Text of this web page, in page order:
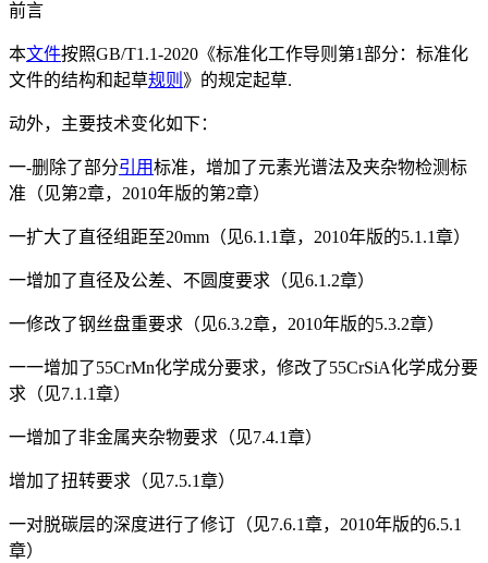
前言
本文件按照GB/T1.1-2020《标准化工作导则第1部分：标准化
文件的结构和起草规则 》的规定起草.
动外，主要技术变化如下：
一-删除了部分引用标准，增加了元素光谱法及夹杂物检测标
准（见第2章，2010年版的第2章）
一扩大了直径组距至20mm（见6.1.1章，2010年版的5.1.1章）
一增加了直径及公差、不圆度要求（见6.1.2章）
一修改了钢丝盘重要求（见6.3.2章，2010年版的5.3.2章）
一一增加了55CrMn化学成分要求，修改了55CrSiA化学成分要
求（见7.1.1章）
一增加了非金属夹杂物要求（见7.4.1章）
增加了扭转要求（见7.5.1章）
一对脱碳层的深度进行了修订（见7.6.1章，2010年版的6.5.1
章）